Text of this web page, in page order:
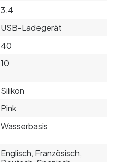
3.4
USB-Ladegerät
40
10
Silikon
Pink
Wasserbasis
Englisch, Französisch,